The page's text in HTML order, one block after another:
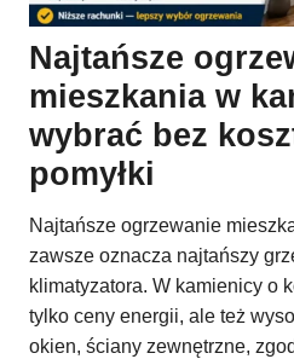
Najtańsze
mieszkania w
wybrać bez
pomyłki
Najtańsze ogrzewanie
zawsze oznacza najtańszy
klimatyzatora. W kamienicy o
tylko ceny energii, ale też
okien, ściany zewnętrzne,